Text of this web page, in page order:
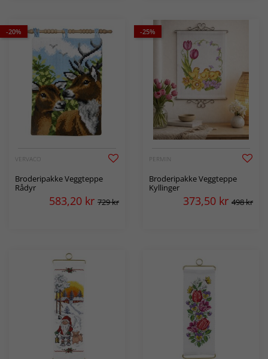
-20%
VERVACO
Broderipakke Veggteppe
Rådyr
583,20 kr 729 kr
-25%
PERMIN
Broderipakke Veggteppe
Kyllinger
373,50 kr 498 kr